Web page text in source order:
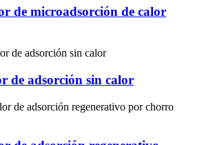
de microadsorción de calor
de adsorción sin calor